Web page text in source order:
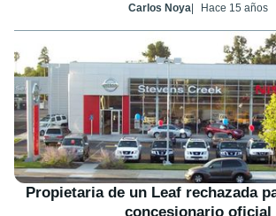
Carlos Noya Hace 15 años
Propietaria de un Leaf rechazada
concesionario oficial